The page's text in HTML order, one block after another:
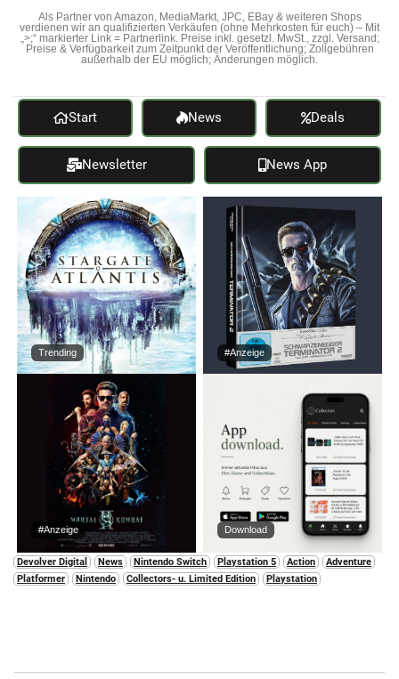
Als Partner von Amazon, MediaMarkt, JPC, EBay & weiteren Shops
verdienen wir an qualifizierten Verkäufen (ohne Mehrkosten für euch) – Mit
„>;“ markierter Link = Partnerlink. Preise inkl. gesetzl. MwSt., zzgl. Versand;
Preise & Verfügbarkeit zum Zeitpunkt der Veröffentlichung; Zollgebühren
außerhalb der EU möglich; Änderungen möglich.
Start News Deals
Newsletter News App
Trending #Anzeige
#Anzeige Download
Devolver Digital News Nintendo Switch Playstation 5 Action
Adventure
Platformer
Nintendo Collectors- u. Limited Edition Playstation